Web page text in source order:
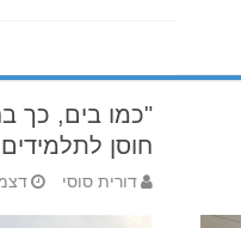
"כמו בים, כך
חוסן
דורית סוסי דצמבר